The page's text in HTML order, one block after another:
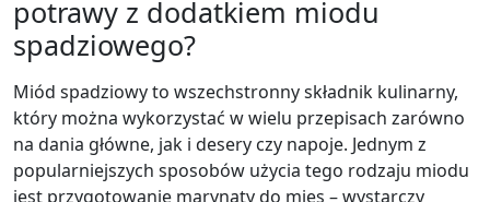
potrawy z dodatkiem miodu
spadziowego?
Miód spadziowy to wszechstronny składnik kulinarny,
który można wykorzystać w wielu przepisach zarówno
na dania główne, jak i desery czy napoje. Jednym z
popularniejszych sposobów użycia tego rodzaju miodu
jest przygotowanie marynaty do mięs – wystarczy